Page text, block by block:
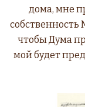
дома, мне
собственность
чтобы Дума
мой будет